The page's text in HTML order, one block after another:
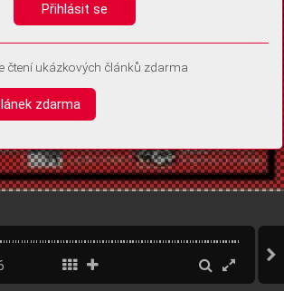
Přihlásit se
čtení ukázkových článků zdarma
zdarma